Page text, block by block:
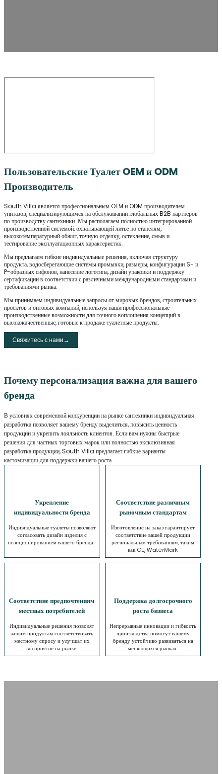
Пользовательские Туалет OEM и ODM
Производитель
South Villa является профессиональным OEM и ODM производителем
унитазов, специализирующимся на обслуживании глобальных B2B партнеров
по производству сантехники. Мы располагаем полностью интегрированной
производственной системой, охватывающей литье по стапелям,
высокотемпературный обжиг, точную отделку, остекление, смыв и
тестирование эксплуатационных характеристик.
Мы предлагаем гибкие индивидуальные решения, включая структуру
продукта, водосберегающие системы промывки, размеры, конфигурации S- и
P-образных сифонов, нанесение логотипа, дизайн упаковки и поддержку
сертификации в соответствии с различными международными стандартами и
требованиями рынка.
Мы принимаем индивидуальные запросы от мировых брендов, строительных
проектов и оптовых компаний, используя наши профессиональные
производственные возможности для точного воплощения концепций в
высококачественные, готовые к продаже туалетные продукты.
Свяжитесь с нами→
Почему персонализация важна для вашего
бренда
В условиях современной конкуренции на рынке сантехники индивидуальная
разработка позволяет вашему бренду выделиться, повысить ценность
продукции и укрепить лояльность клиентов. Если вам нужны быстрые
решения для частных торговых марок или полностью эксклюзивная
разработка продукции, South Villa предлагает гибкие варианты
кастомизации для поддержки вашего роста.
Укрепление
индивидуальности бренда
Индивидуальные туалеты позволяют
согласовать дизайн изделия с
позиционированием вашего бренда.
Соответствие различным
рыночным стандартам
Изготовление на заказ гарантирует
соответствие вашей продукции
региональным требованиям, таким
как CE, WaterMark
Соответствие предпочтениям
местных потребителей
Индивидуальные решения позволят
вашим продуктам соответствовать
местному спросу и улучшат их
восприятие на рынке.
Поддержка долгосрочного
роста бизнеса
Непрерывные инновации и гибкость
производства помогут вашему
бренду устойчиво развиваться на
меняющихся рынках.